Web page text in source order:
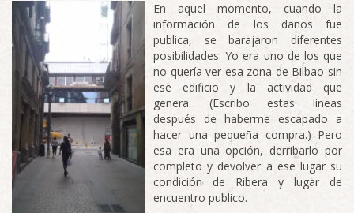
En aquel momento, cuando la
información de los daños fue
publica, se barajaron diferentes
posibilidades. Yo era uno de los que
no quería ver esa zona de Bilbao sin
ese edificio y la actividad que
genera. (Escribo estas lineas
después de haberme escapado a
hacer una pequeña compra.) Pero
esa era una opción, derribarlo por
completo y devolver a ese lugar su
condición de Ribera y lugar de
encuentro publico.